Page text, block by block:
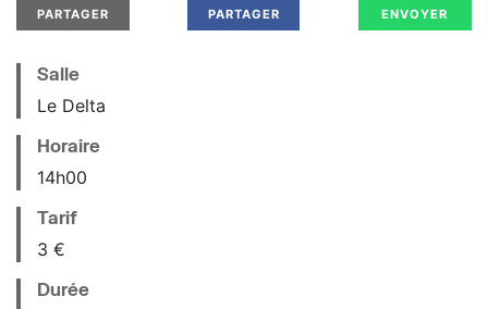
PARTAGER PARTAGER ENVOYER
Salle
Le Delta
Horaire
14h00
Tarif
3 €
Durée